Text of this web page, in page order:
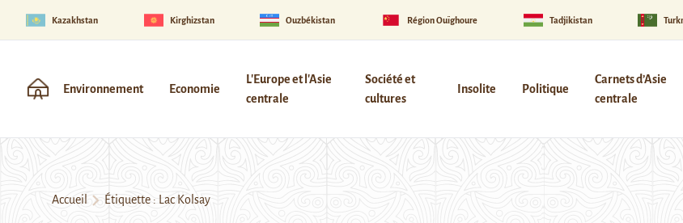
Kazakhstan Kirghizstan Ouzbékistan Région Ouïghoure Tadjikistan
Environnement Economie
L'Europe et l'Asie
centrale
Société et
cultures
Insolite Politique
Carnets d’Asie
centrale
Accueil Étiquette : Lac Kolsay